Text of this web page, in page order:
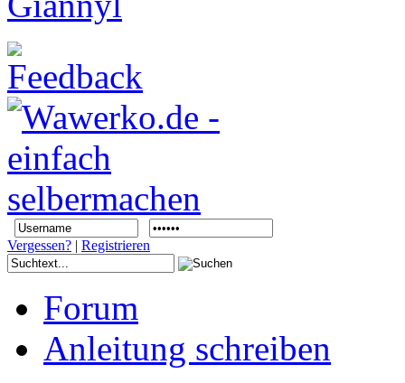
Vergessen? | Registrieren
Forum
Anleitung schreiben